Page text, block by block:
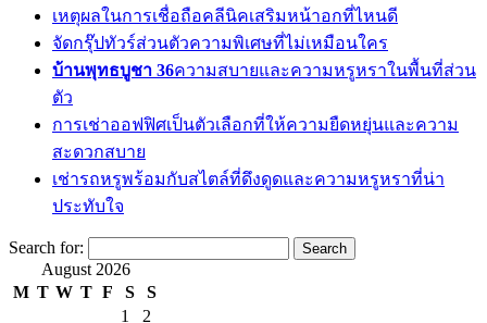
เหตุผลในการเชื่อถือคลีนิคเสริมหน้าอกที่ไหนดี
จัดกรุ๊ปทัวร์ส่วนตัวความพิเศษที่ไม่เหมือนใคร
บ้านพุทธบูชา 36ความสบายและความหรูหราในพื้นที่ส่วน
ตัว
การเช่าออฟฟิศเป็นตัวเลือกที่ให้ความยืดหยุ่นและความ
สะดวกสบาย
เช่ารถหรูพร้อมกับสไตล์ที่ดึงดูดและความหรูหราที่น่า
ประทับใจ
Search for:
August 2026
M T W T F S
S
1
2